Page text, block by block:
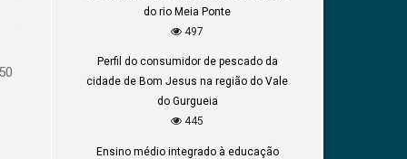
do rio Meia Ponte
497
Perfil do consumidor de pescado da
cidade de Bom Jesus na região do Vale
do Gurgueia
445
Ensino médio integrado à educação